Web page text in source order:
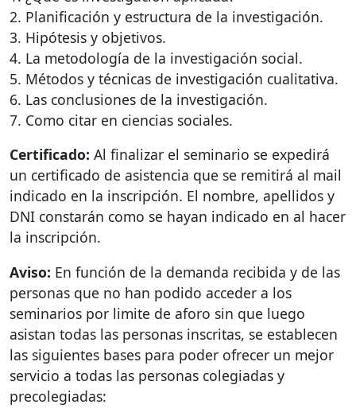
2. Planificación y estructura de la investigación.
3. Hipótesis y objetivos.
4. La metodología de la investigación social.
5. Métodos y técnicas de investigación cualitativa.
6. Las conclusiones de la investigación.
7. Como citar en ciencias sociales.
Certificado: Al finalizar el seminario se expedirá
un certificado de asistencia que se remitirá al mail
indicado en la inscripción. El nombre, apellidos y
DNI constarán como se hayan indicado en al hacer
la inscripción.
Aviso: En función de la demanda recibida y de las
personas que no han podido acceder a los
seminarios por limite de aforo sin que luego
asistan todas las personas inscritas, se establecen
las siguientes bases para poder ofrecer un mejor
servicio a todas las personas colegiadas y
precolegiadas: